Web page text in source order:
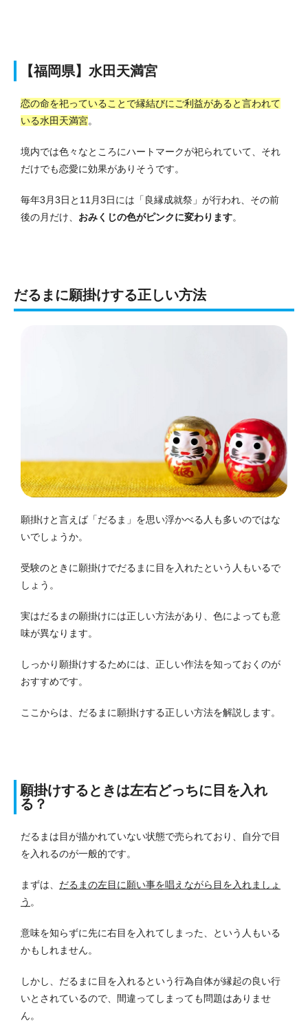
【福岡県】水田天満宮
恋の命を祀っていることで縁結びにご利益があると言われて
いる水田天満宮。
境内では色々なところにハートマークが祀られていて、それ
だけでも恋愛に効果がありそうです。
毎年3月3日と11月3日には「良縁成就祭」が行われ、その前
後の月だけ、 おみくじの色がピンクに変わります。
だるまに願掛けする正しい方法
願掛けと言えば「だるま」を思い浮かべる人も多いのではな
いでしょうか。
受験のときに願掛けでだるまに目を入れたという人もいるで
しょう。
実はだるまの願掛けには正しい方法があり、色によっても意
味が異なります。
しっかり願掛けするためには、正しい作法を知っておくのが
おすすめです。
ここからは、だるまに願掛けする正しい方法を解説します。
願掛けするときは左右どっちに目を入れ
る？
だるまは目が描かれていない状態で売られており、自分で目
を入れるのが一般的です。
まずは、 だるまの左目に願い事を唱えながら目を入れましょ
う 。
意味を知らずに先に右目を入れてしまった、という人もいる
かもしれません。
しかし、だるまに目を入れるという行為自体が縁起の良い行
いとされているので、間違ってしまっても問題はありませ
ん。